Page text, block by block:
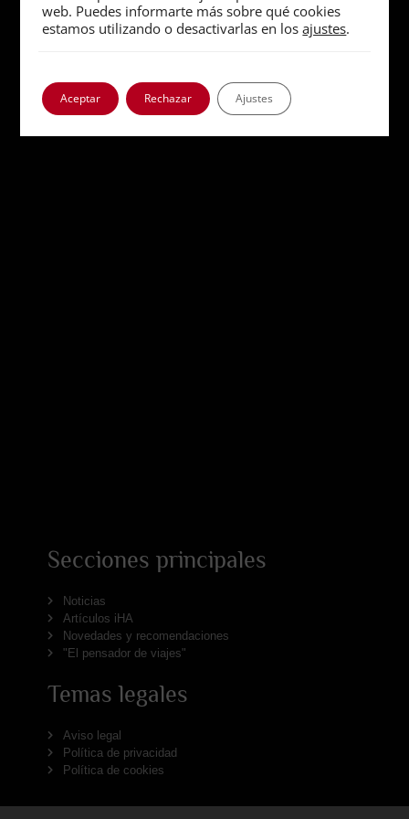
historia
Secciones principales
Noticias
Artículos iHA
Novedades y recomendaciones
"El pensador de viajes"
Temas legales
Aviso legal
Política de privacidad
Política de cookies
web. Puedes informarte más sobre qué cookies
estamos utilizando o desactivarlas en losajustes.
Aceptar Rechazar Ajustes